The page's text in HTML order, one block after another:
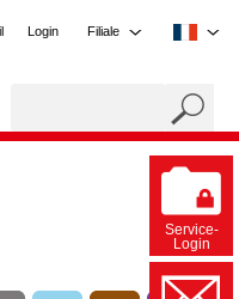
Filiale
Login
Service-
Login